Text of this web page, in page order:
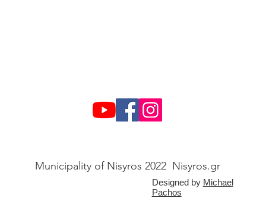
Municipality of Nisyros 2022 Nisyros.gr
Designed by Michael
Pachos